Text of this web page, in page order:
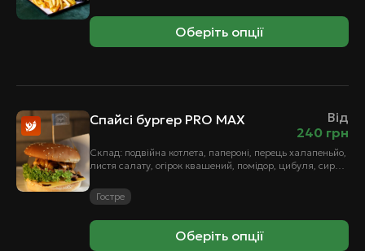
Оберіть опції
Спайсі бургер PRO MAX
Від
240 грн
Склад: подвійна котлета, папероні, перець халапеньйо,
листя салату, огірок квашений, помідор, цибуля, сир
Гостре
Оберіть опції